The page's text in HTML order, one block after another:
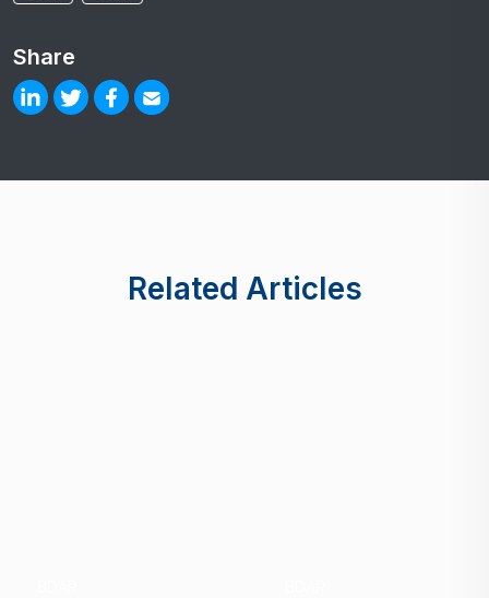
Share
Related Articles